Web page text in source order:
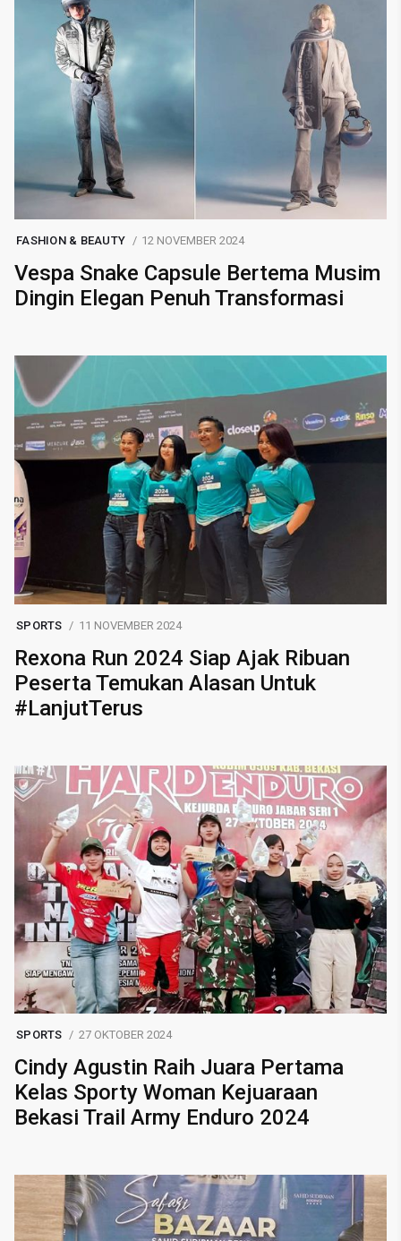
FASHION & BEAUTY 12 NOVEMBER 2024
Vespa Snake Capsule Bertema Musim
Dingin Elegan Penuh Transformasi
SPORTS 11 NOVEMBER 2024
Rexona Run 2024 Siap Ajak Ribuan
Peserta Temukan Alasan Untuk
#LanjutTerus
SPORTS 27 OKTOBER 2024
Cindy Agustin Raih Juara Pertama
Kelas Sporty Woman Kejuaraan
Bekasi Trail Army Enduro 2024